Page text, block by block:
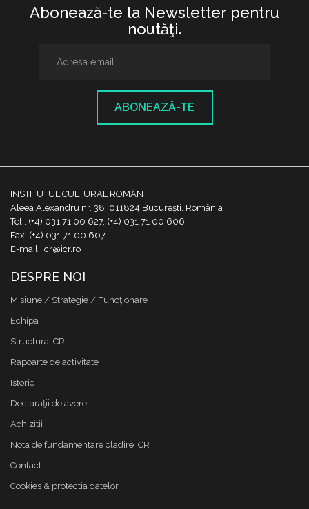
Abonează-te la Newsletter pentru
noutăţi.
ABONEAZĂ-TE
INSTITUTUL CULTURAL ROMÂN
Aleea Alexandru nr. 38, 011824 București, România
Tel.: (+4) 031 71 00 627, (+4) 031 71 00 606
Fax: (+4) 031 71 00 607
E-mail: icr@icr.ro
DESPRE NOI
Misiune / Strategie / Funcţionare
Echipa
Structura ICR
Rapoarte de activitate
Istoric
Declaraţii de avere
Achizitii
Nota de fundamentare cladire ICR
Contact
Cookies & protectia datelor